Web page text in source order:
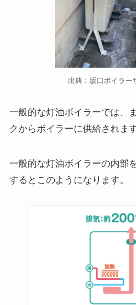
出典：坂口ボイラー
一般的な灯油ボイラーでは、
クからボイラーに供給されます
一般的な灯油ボイラーの内部
するとこのようになります。